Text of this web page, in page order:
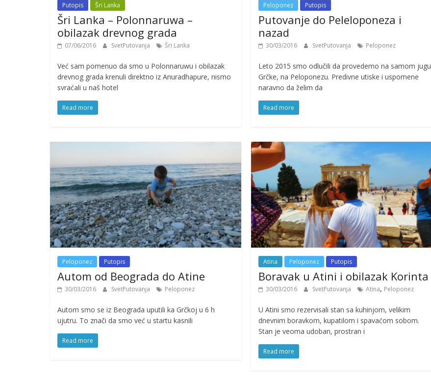
Putopis Šri Lanka
Šri Lanka – Polonnaruwa –
obilazak drevnog grada
07/06/2016 SvetPutovanja Šri Lanka
Već sam pomenuo da smo u Polonnaruwu i obilazak
drevnog grada krenuli direktno iz Anuradhapure, nismo
svraćali u naš hotel
Read more
Peloponez Putopis
Putovanje do Peleloponeza i
nazad
30/03/2016 SvetPutovanja Peloponez
Leto 2015 smo odlučili da provedemo na samom jugu
Grčke, na Peloponezu. Predivne utiske i uspomene
naravno da želim da
Read more
Peloponez Putopis
Autom od Beograda do Atine
30/03/2016 SvetPutovanja Peloponez
Autom smo se iz Beograda uputili ka Grčkoj u 6 h
ujutru. To znači da smo već u startu kasnili
Read more
Atina Peloponez Putopis
Boravak u Atini i obilazak Korinta
30/03/2016 SvetPutovanja Atina, Peloponez
U Atini smo rezervisali stan sa kuhinjom, velikim
dnevnim boravkom, kupatilom i spavaćom sobom.
Stan je veoma udoban, prostran i
Read more